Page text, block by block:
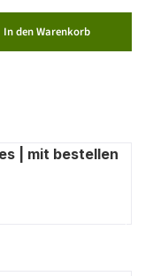
In den Warenkorb
| mit bestellen